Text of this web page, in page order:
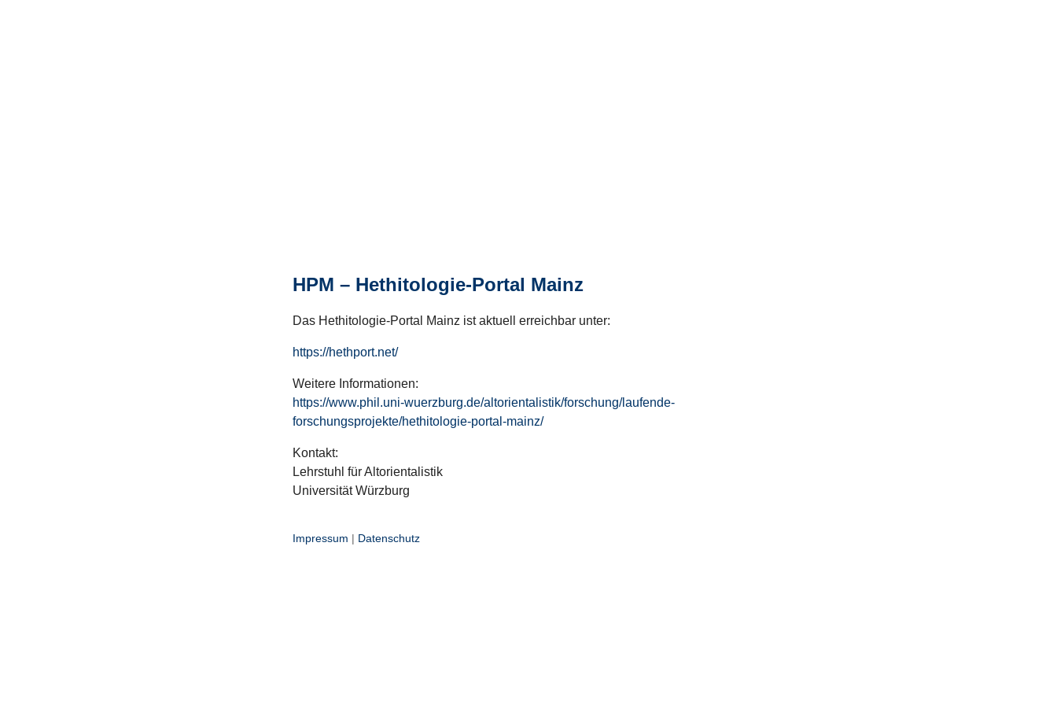
HPM – Hethitologie-Portal Mainz
Das Hethitologie-Portal Mainz ist aktuell erreichbar unter:
https://hethport.net/
Weitere Informationen:
https://www.phil.uni-wuerzburg.de/altorientalistik/forschung/laufende-
forschungsprojekte/hethitologie-portal-mainz/
Kontakt:
Lehrstuhl für Altorientalistik
Universität Würzburg
Impressum | Datenschutz